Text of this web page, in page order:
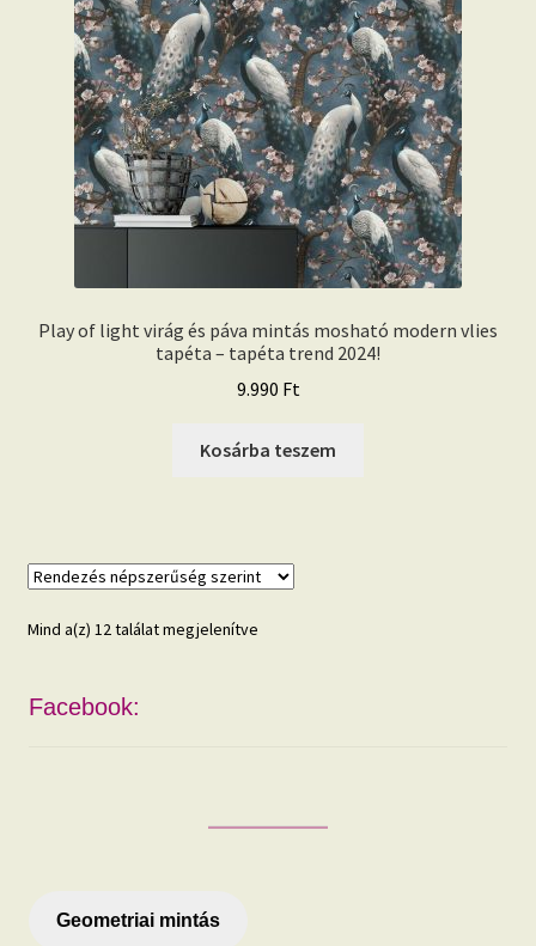
Play of light virág és páva mintás mosható modern vlies
tapéta – tapéta trend 2024!
9.990 Ft
Kosárba teszem
Mind a(z) 12 találat megjelenítveSorted
Facebook:
Geometriai mintás